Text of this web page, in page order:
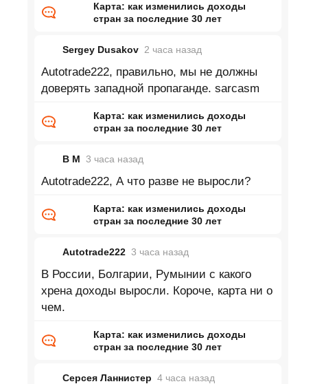
Карта: как изменились доходы
стран за последние 30 лет
Sergey Dusakov 2 часа назад
Autotrade222, правильно, мы не должны
доверять западной пропаганде. sarcasm
Карта: как изменились доходы
стран за последние 30 лет
В М 3 часа назад
Autotrade222, А что разве не выросли?
Карта: как изменились доходы
стран за последние 30 лет
Autotrade222 3 часа назад
В России, Болгарии, Румынии с какого
хрена доходы выросли. Короче, карта ни о
чем.
Карта: как изменились доходы
стран за последние 30 лет
Серсея Ланнистер 4 часа назад